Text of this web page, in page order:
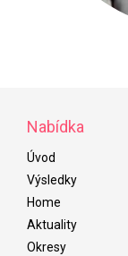
Nabídka
Úvod
Výsledky
Home
Aktuality
Okresy